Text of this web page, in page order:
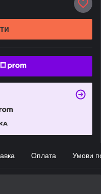
Оплата Умови